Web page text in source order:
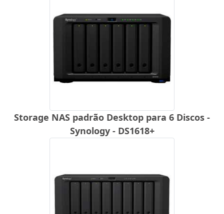
Storage NAS padrão Desktop para 6 Discos -
Synology - DS1618+